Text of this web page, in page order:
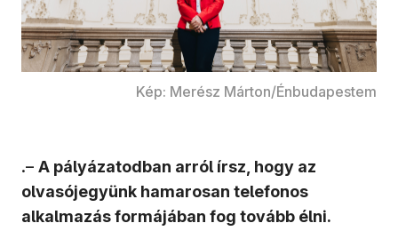
Kép: Merész Márton/Énbudapestem
.– A pályázatodban arról írsz, hogy az
olvasójegyünk hamarosan telefonos
alkalmazás formájában fog tovább élni.